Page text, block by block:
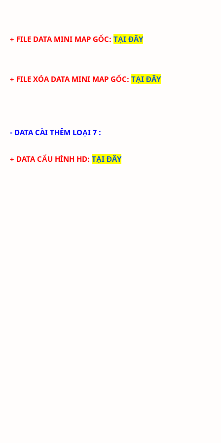
+ FILE DATA MINI MAP GỐC: TẠI ĐÂY
+ FILE XÓA DATA MINI MAP GỐC: TẠI ĐÂY
- DATA CÀI THÊM LOẠI 7 :
+ DATA CẤU HÌNH HD: TẠI ĐÂY